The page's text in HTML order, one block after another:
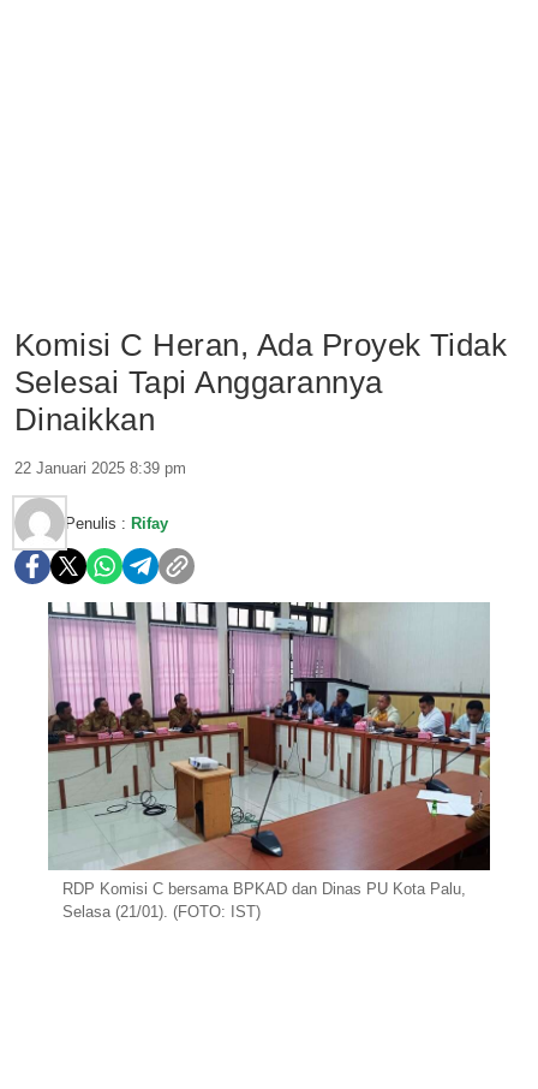
Komisi C Heran, Ada Proyek Tidak
Selesai Tapi Anggarannya
Dinaikkan
22 Januari 2025 8:39 pm
Penulis : Rifay
RDP Komisi C bersama BPKAD dan Dinas PU Kota Palu,
Selasa (21/01). (FOTO: IST)